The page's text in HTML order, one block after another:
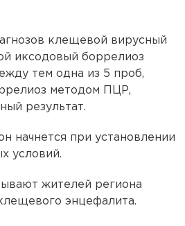
клещевой вирусный
иксодовый боррелиоз
тем одна из 5 проб,
методом ПЦР,
результат.
начнется при установлении
условий.
жителей региона
энцефалита.